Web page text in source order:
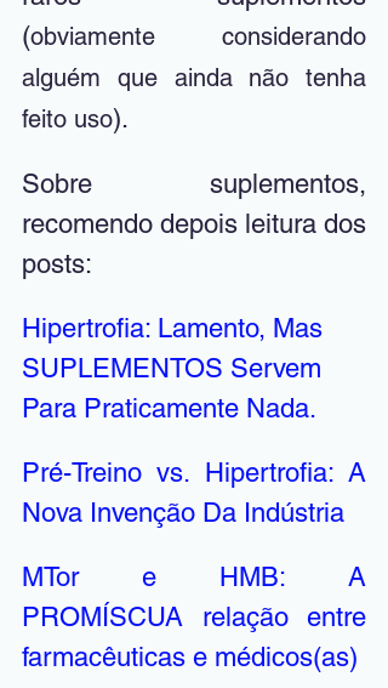
(obviamente considerando
alguém que ainda não tenha
feito uso).
Sobre suplementos,
recomendo depois leitura dos
posts:
Hipertrofia: Lamento, Mas
SUPLEMENTOS Servem
Para Praticamente Nada.
Pré-Treino vs. Hipertrofia: A
Nova Invenção Da Indústria
MTor e HMB: A
PROMÍSCUA relação entre
farmacêuticas e médicos(as)